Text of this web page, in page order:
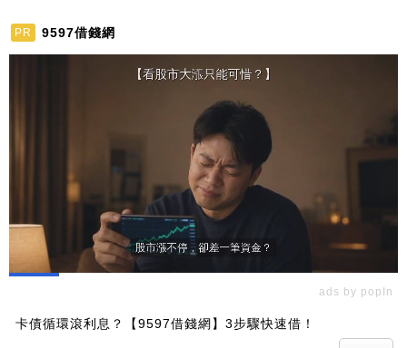
PR 9597借錢網
ads by popIn
卡債循環滾利息？【9597借錢網】3步驟快速借！